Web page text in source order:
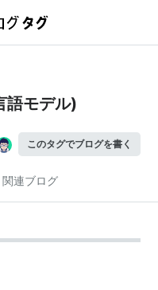
語モデル)
このタグでブログを書く
関連ブログ